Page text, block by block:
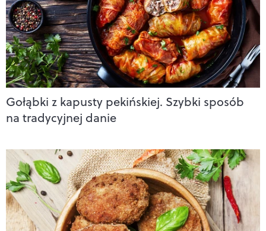
Gołąbki z kapusty pekińskiej. Szybki sposób
na tradycyjnej danie